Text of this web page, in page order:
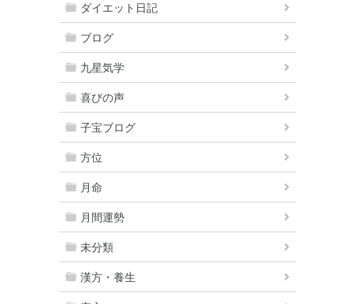
ダイエット日記
ブログ
九星気学
喜びの声
子宝ブログ
方位
月命
月間運勢
未分類
漢方・養生